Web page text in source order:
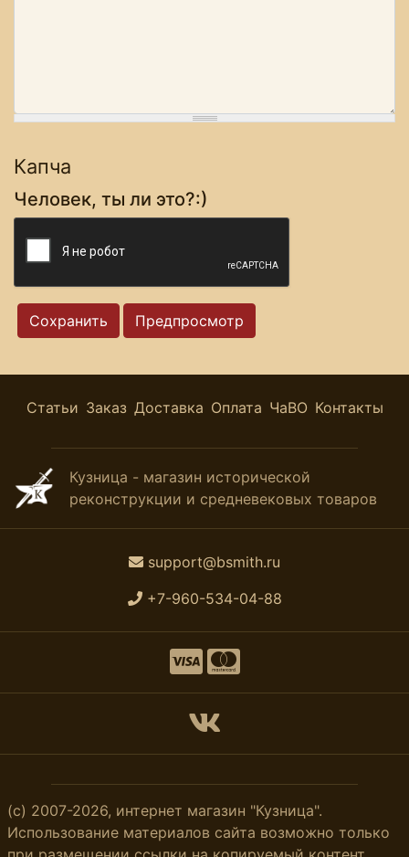
Капча
Человек, ты ли это?:)
Статьи Заказ Доставка Оплата ЧаВО Контакты
Кузница - магазин исторической
реконструкции и средневековых товаров
support@bsmith.ru
+7-960-534-04-88
(с) 2007-2026, интернет магазин "Кузница".
Использование материалов сайта возможно только